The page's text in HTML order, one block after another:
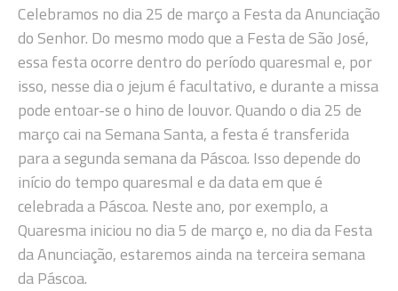
Celebramos no dia 25 de março a Festa da Anunciação
do Senhor. Do mesmo modo que a Festa de São José,
essa festa ocorre dentro do período quaresmal e, por
isso, nesse dia o jejum é facultativo, e durante a missa
pode entoar-se o hino de louvor. Quando o dia 25 de
março cai na Semana Santa, a festa é transferida
para a segunda semana da Páscoa. Isso depende do
início do tempo quaresmal e da data em que é
celebrada a Páscoa. Neste ano, por exemplo, a
Quaresma iniciou no dia 5 de março e, no dia da Festa
da Anunciação, estaremos ainda na terceira semana
da Páscoa.